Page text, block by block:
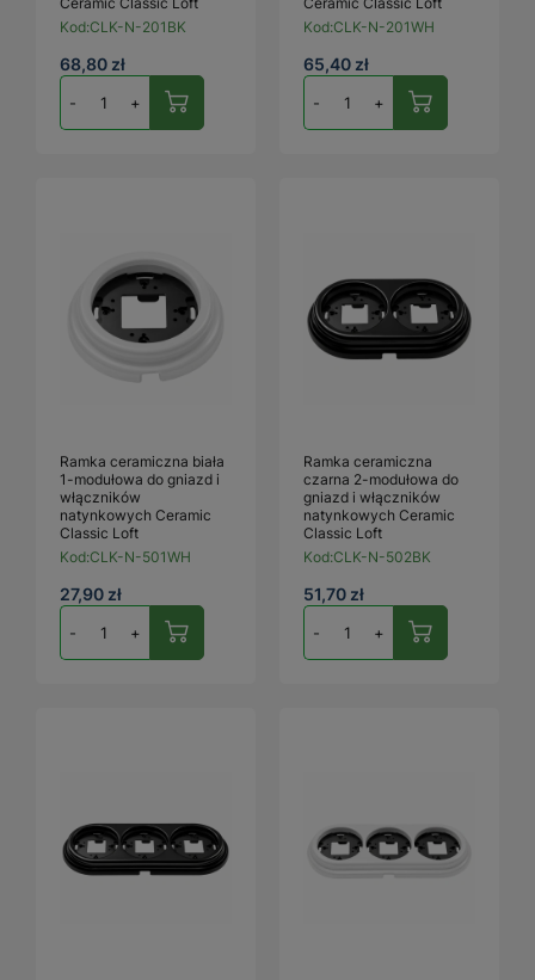
Kod:CLK-N-201BK
68,80 zł
- +
Kod:CLK-N-201WH
65,40 zł
- +
Ramka ceramiczna biała
1-modułowa do gniazd i
włączników
natynkowych Ceramic
Classic Loft
Kod:CLK-N-501WH
27,90 zł
- +
Ramka ceramiczna
czarna 2-modułowa do
gniazd i włączników
natynkowych Ceramic
Classic Loft
Kod:CLK-N-502BK
51,70 zł
- +